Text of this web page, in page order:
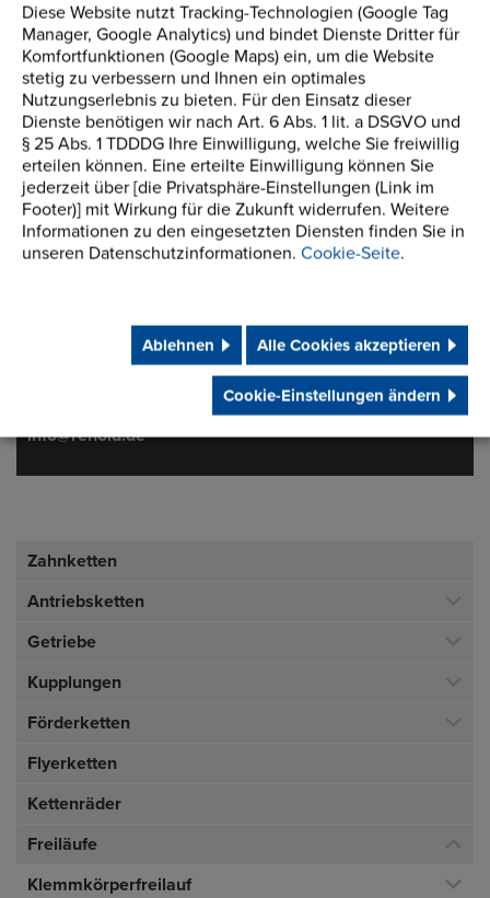
Diese Website nutzt Tracking-Technologien (Google Tag
Manager, Google Analytics) und bindet Dienste Dritter für
Komfortfunktionen (Google Maps) ein, um die Website
stetig zu verbessern und Ihnen ein optimales
Nutzungserlebnis zu bieten. Für den Einsatz dieser
Dienste benötigen wir nach Art. 6 Abs. 1 lit. a DSGVO und
§ 25 Abs. 1 TDDDG Ihre Einwilligung, welche Sie freiwillig
erteilen können. Eine erteilte Einwilligung können Sie
jederzeit über [die Privatsphäre-Einstellungen (Link im
Footer)] mit Wirkung für die Zukunft widerrufen. Weitere
Informationen zu den eingesetzten Diensten finden Sie in
unseren Datenschutzinformationen. Cookie-Seite.
Ablehnen Alle Cookies akzeptieren
Cookie-Einstellungen ändern
Adresse
Renold GmbH
info@renold.de
Zahnketten
Antriebsketten
Getriebe
Kupplungen
Förderketten
Flyerketten
Kettenräder
Freiläufe
Klemmkörperfreilauf